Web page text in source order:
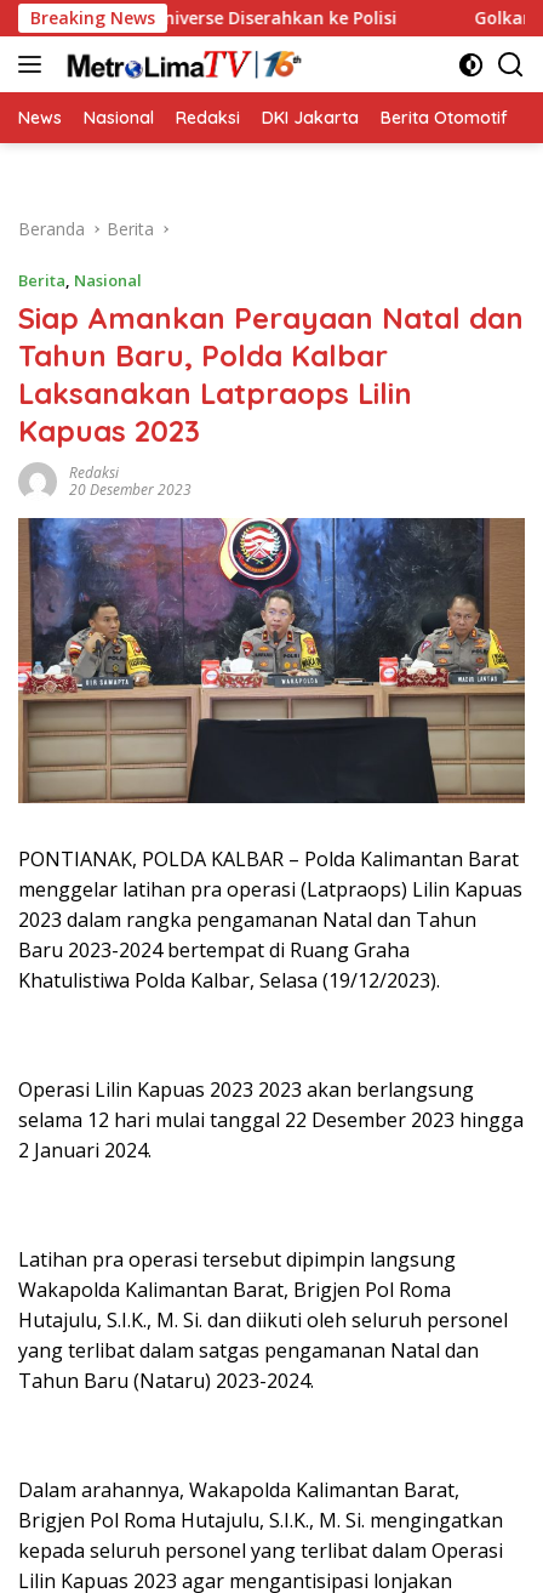
Langsung
ke
konten
Breaking News
Miss Universe Diserahkan ke Polisi Golkar Resmi
News Nasional Redaksi DKI Jakarta Berita Otomotif
Beranda Berita
Berita, Nasional
Siap Amankan Perayaan Natal dan
Tahun Baru, Polda Kalbar
Laksanakan Latpraops Lilin
Kapuas 2023
Redaksi
20 Desember 2023
PONTIANAK, POLDA KALBAR – Polda Kalimantan Barat
menggelar latihan pra operasi (Latpraops) Lilin Kapuas
2023 dalam rangka pengamanan Natal dan Tahun
Baru 2023-2024 bertempat di Ruang Graha
Khatulistiwa Polda Kalbar, Selasa (19/12/2023).
Operasi Lilin Kapuas 2023 2023 akan berlangsung
selama 12 hari mulai tanggal 22 Desember 2023 hingga
2 Januari 2024.
Latihan pra operasi tersebut dipimpin langsung
Wakapolda Kalimantan Barat, Brigjen Pol Roma
Hutajulu, S.I.K., M. Si. dan diikuti oleh seluruh personel
yang terlibat dalam satgas pengamanan Natal dan
Tahun Baru (Nataru) 2023-2024.
Dalam arahannya, Wakapolda Kalimantan Barat,
Brigjen Pol Roma Hutajulu, S.I.K., M. Si. mengingatkan
kepada seluruh personel yang terlibat dalam Operasi
Lilin Kapuas 2023 agar mengantisipasi lonjakan